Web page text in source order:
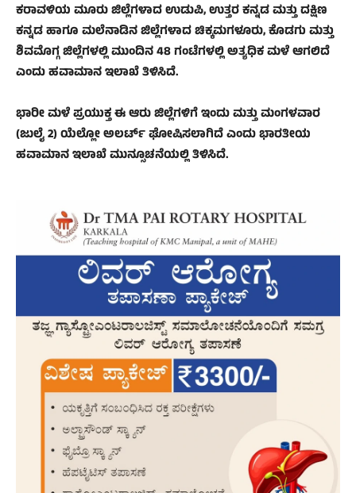
ಕರಾವಳಿಯ ಮೂರು ಜಿಲ್ಲೆಗಳಾದ ಉಡುಪಿ, ಉತ್ತರ ಕನ್ನಡ ಮತ್ತು ದಕ್ಷಿಣ
ಕನ್ನಡ ಹಾಗೂ ಮಲೆನಾಡಿನ ಜಿಲ್ಲೆಗಳಾದ ಚಿಕ್ಕಮಗಳೂರು, ಕೊಡಗು ಮತ್ತು
ಶಿವಮೊಗ್ಗ ಜಿಲ್ಲೆಗಳಲ್ಲಿ ಮುಂದಿನ 48 ಗಂಟೆಗಳಲ್ಲಿ ಅತ್ಯಧಿಕ ಮಳೆ ಆಗಲಿದೆ
ಎಂದು ಹವಾಮಾನ ಇಲಾಖೆ ತಿಳಿಸಿದೆ.
ಭಾರೀ ಮಳೆ ಪ್ರಯುಕ್ತ ಈ ಆರು ಜಿಲ್ಲೆಗಳಿಗೆ ಇಂದು ಮತ್ತು ಮಂಗಳವಾರ
(ಜುಲೈ 2) ಯೆಲ್ಲೋ ಅಲರ್ಟ್ ಘೋಷಿಸಲಾಗಿದೆ ಎಂದು ಭಾರತೀಯ
ಹವಾಮಾನ ಇಲಾಖೆ ಮುನ್ಸೂಚನೆಯಲ್ಲಿ ತಿಳಿಸಿದೆ.